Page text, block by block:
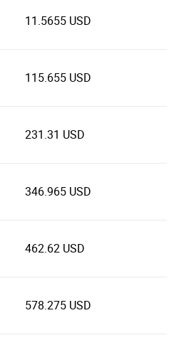
11.5655 USD
115.655 USD
231.31 USD
346.965 USD
462.62 USD
578.275 USD